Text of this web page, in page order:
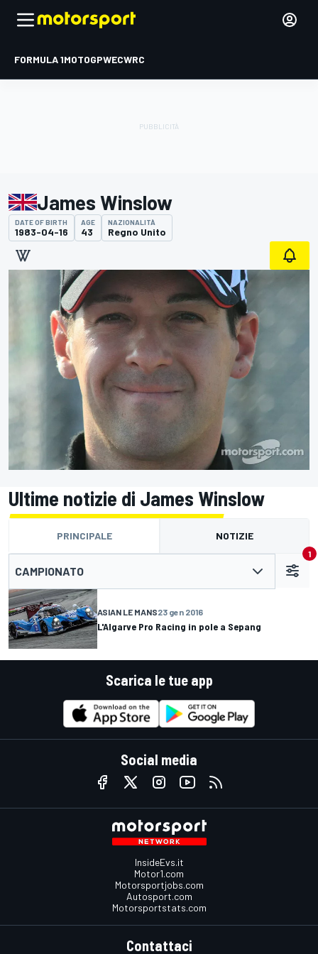
FORMULA 1MOTOGPWECWRC
James Winslow
DATE OF BIRTH
1983-04-16
AGE
43
NAZIONALITÀ
Regno Unito
Ultime notizie di James Winslow
PRINCIPALE NOTIZIE
CAMPIONATO
1
ASIAN LE MANS23 gen 2016
L'Algarve Pro Racing in pole a Sepang
Scarica le tue app
Social media
InsideEvs.it
Motor1.com
Motorsportjobs.com
Autosport.com
Motorsportstats.com
Contattaci